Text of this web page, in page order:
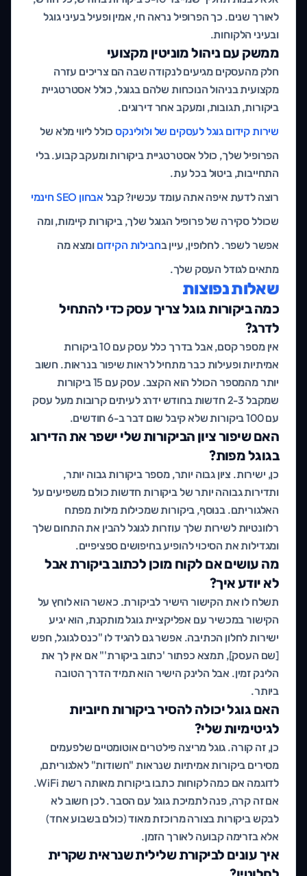
לאורך שנים. כך הפרופיל נראה חי, אמין ופעיל בעיני גוגל
ובעיני הלקוחות.
ממשק עם ניהול מוניטין מקצועי
חלק מהעסקים מגיעים לנקודה שבה הם צריכים עזרה
מקצועית בניהול הנוכחות שלהם בגוגל, כולל אסטרטגיית
ביקורות, תגובות, ומעקב אחר דירוגים.
שירות קידום גוגל לעסקים של ולולינקס כולל ליווי מלא של
הפרופיל שלך, כולל אסטרטגיית ביקורות ומעקב קבוע. בלי
התחייבות, ביטול בכל עת.
רוצה לדעת איפה אתה עומד עכשיו? קבל אבחון SEO חינמי
שכולל סקירה של פרופיל הגוגל שלך, ביקורות קיימות, ומה
אפשר לשפר. לחלופין, עיין בחבילות הקידום ומצא מה
מתאים לגודל העסק שלך.
שאלות נפוצות
כמה ביקורות גוגל צריך עסק כדי להתחיל
לדרג?
אין מספר קסם, אבל בדרך כלל עסק עם 10 ביקורות
אמיתיות ופעילות כבר מתחיל לראות שיפור בנראות. חשוב
יותר מהמספר הכולל הוא הקצב. עסק עם 15 ביקורות
שמקבל 2-3 חדשות בחודש ידרג לעיתים קרובות מעל עסק
עם 100 ביקורות שלא קיבל שום דבר ב-6 חודשים.
האם שיפור ציון הביקורות שלי ישפר את הדירוג
בגוגל מפות?
כן, ישירות. ציון גבוה יותר, מספר ביקורות גבוה יותר,
ותדירות גבוהה יותר של ביקורות חדשות כולם משפיעים על
האלגוריתם. בנוסף, ביקורות שמכילות מילות מפתח
רלוונטיות לשירות שלך עוזרות לגוגל להבין את התחום שלך
ומגדילות את הסיכוי להופיע בחיפושים ספציפיים.
מה עושים אם לקוח מוכן לכתוב ביקורת אבל
לא יודע איך?
תשלח לו את הקישור הישיר לביקורת. כאשר הוא לוחץ על
הקישור במכשיר עם אפליקציית גוגל מותקנת, הוא יגיע
ישירות לחלון הכתיבה. אפשר גם להגיד לו "כנס לגוגל, חפש
[שם העסק], תמצא כפתור 'כתוב ביקורת'" אם אין לך את
הלינק זמין. אבל הלינק הישיר הוא תמיד הדרך הטובה
ביותר.
האם גוגל יכולה להסיר ביקורות חיוביות
לגיטימיות שלי?
כן, זה קורה. גוגל מריצה פילטרים אוטומטיים שלפעמים
מסירים ביקורות אמיתיות שנראות "חשודות" לאלגוריתם,
לדוגמה אם כמה לקוחות כתבו ביקורות מאותה רשת WiFi.
אם זה קרה, פנה לתמיכת גוגל עם הסבר. לכן חשוב לא
לבקש ביקורות בצורה מרוכזת מאוד (כולם בשבוע אחד)
אלא בזרימה קבועה לאורך הזמן.
איך עונים לביקורת שלילית שנראית שקרית